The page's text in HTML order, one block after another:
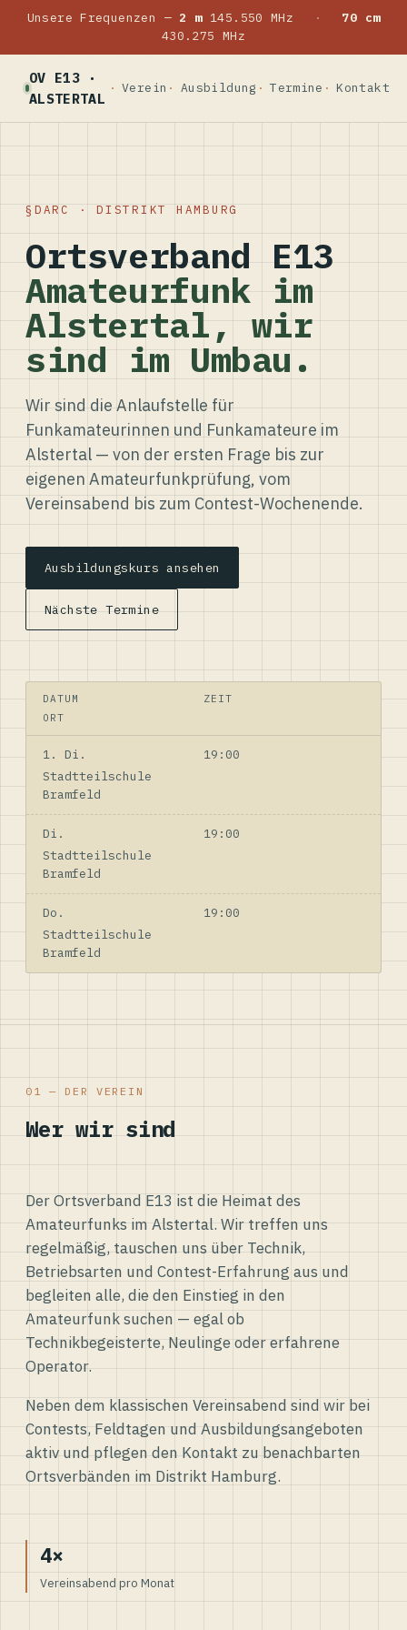
Unsere Frequenzen — 2 m145.550 MHz ·
70 cm
430.275 MHz
OV E13 ·
ALSTERTAL
Verein Ausbildung Termine Kontakt
DARC · DISTRIKT HAMBURG
Ortsverband E13
Amateurfunk im
Alstertal, wir
sind im Umbau.
Wir sind die Anlaufstelle für
Funkamateurinnen und Funkamateure im
Alstertal — von der ersten Frage bis zur
eigenen Amateurfunkprüfung, vom
Vereinsabend bis zum Contest-Wochenende.
Ausbildungskurs ansehen
Nächste Termine
DATUM
ZEIT
ORT
1. Di.
19:00
Stadtteilschule
Bramfeld
Di.
19:00
Stadtteilschule
Bramfeld
Do.
19:00
Stadtteilschule
Bramfeld
01 — DER VEREIN
Wer wir sind
Der Ortsverband E13 ist die Heimat des
Amateurfunks im Alstertal. Wir treffen uns
regelmäßig, tauschen uns über Technik,
Betriebsarten und Contest-Erfahrung aus und
begleiten alle, die den Einstieg in den
Amateurfunk suchen — egal ob
Technikbegeisterte, Neulinge oder erfahrene
Operator.
Neben dem klassischen Vereinsabend sind wir bei
Contests, Feldtagen und Ausbildungsangeboten
aktiv und pflegen den Kontakt zu benachbarten
Ortsverbänden im Distrikt Hamburg.
4×
Vereinsabend pro Monat